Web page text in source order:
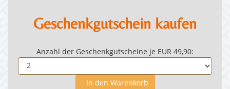
Geschenkgutschein kaufen
Anzahl der Geschenkgutscheine je EUR 49,90:
In den Warenkorb